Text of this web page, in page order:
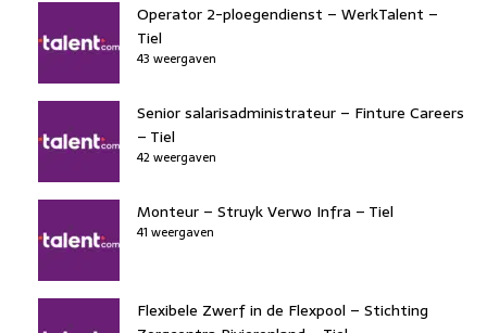
Operator 2-ploegendienst – WerkTalent –
Tiel
43 weergaven
Senior salarisadministrateur – Finture Careers
– Tiel
42 weergaven
Monteur – Struyk Verwo Infra – Tiel
41 weergaven
Flexibele Zwerf in de Flexpool – Stichting